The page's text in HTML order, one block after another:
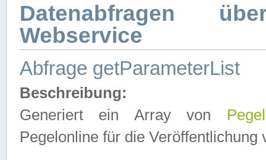
Datenabfragen
Webservice
Abfrage getParameterList
Beschreibung:
Generiert ein Array von
Pegelonline für die Veröffentlichung